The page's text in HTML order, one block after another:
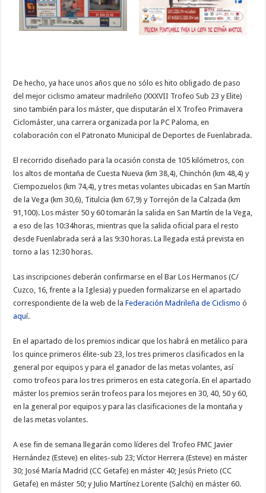
De hecho, ya hace unos años que no sólo es hito obligado de paso
del mejor ciclismo amateur madrileño (XXXVII Trofeo Sub 23 y Elite)
sino también para los máster, que disputarán el X Trofeo Primavera
Ciclomáster, una carrera organizada por la PC Paloma, en
colaboración con el Patronato Municipal de Deportes de Fuenlabrada.
El recorrido diseñado para la ocasión consta de 105 kilómetros, con
los altos de montaña de Cuesta Nueva (km 38,4), Chinchón (km 48,4) y
Ciempozuelos (km 74,4), y tres metas volantes ubicadas en San Martín
de la Vega (km 30,6), Titulcia (km 67,9) y Torrejón de la Calzada (km
91,100). Los máster 50 y 60 tomarán la salida en San Martín de la Vega,
a eso de las 10:34horas, mientras que la salida oficial para el resto
desde Fuenlabrada será a las 9:30 horas. La llegada está prevista en
torno a las 12:30 horas.
Las inscripciones deberán confirmarse en el Bar Los Hermanos (C/
Cuzco, 16, frente a la Iglesia) y pueden formalizarse en el apartado
correspondiente de la web de laFederación Madrileña de Ciclismo ó
aquí.
En el apartado de los premios indicar que los habrá en metálico para
los quince primeros élite-sub 23, los tres primeros clasificados en la
general por equipos y para el ganador de las metas volantes, así
como trofeos para los tres primeros en esta categoría. En el apartado
máster los premios serán trofeos para los mejores en 30, 40, 50 y 60,
en la general por equipos y para las clasificaciones de la montaña y
de las metas volantes.
A ese fin de semana llegarán como líderes del Trofeo FMC Javier
Hernández (Esteve) en elites-sub 23; Víctor Herrera (Esteve) en máster
30; José María Madrid (CC Getafe) en máster 40; Jesús Prieto (CC
Getafe) en máster 50; y Julio Martínez Lorente (Salchi) en máster 60.